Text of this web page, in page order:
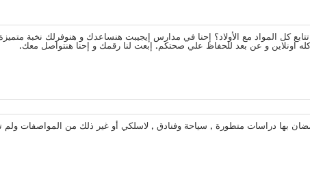
كل المواد مع الأولاد؟ إحنا في مدارس إيجيبت هنساعدك و هنوفرلك نخبة
اونلاين و عن بعد للحفاظ علي صحتكم. إبعت لنا رقمك و إحنا هنتواصل معك.
بها دراسات متطورة , سياحة وفنادق , لاسلكي أو غير ذلك من المواصفات ولم